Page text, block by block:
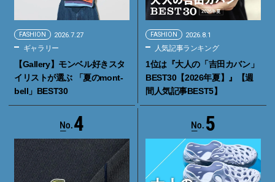
FASHION 2026.7.27
ギャラリー
【Gallery】モンベル好きスタ
イリストが選ぶ 「夏のmont-
bell」BEST30
FASHION 2026.8.1
人気記事ランキング
1位は『大人の「吉田カバン」
BEST30【2026年夏】』【週
間人気記事BEST5】
4 5